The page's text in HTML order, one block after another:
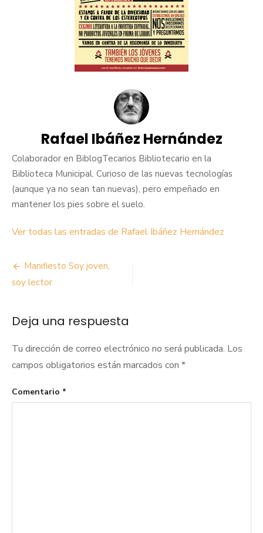
Rafael Ibáñez Hernández
Colaborador en BiblogTecarios Bibliotecario en la
Biblioteca Municipal. Curioso de las nuevas tecnologías
(aunque ya no sean tan nuevas), pero empeñado en
mantener los pies sobre el suelo.
Ver todas las entradas de Rafael Ibáñez Hernández
Navegación
de
Manifiesto Soy joven,
soy lector
Deja una respuesta
Tu dirección de correo electrónico no será publicada. Los
campos obligatorios están marcados con *
Comentario *